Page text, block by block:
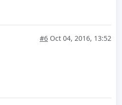
#6 Oct 04, 2016, 13:52